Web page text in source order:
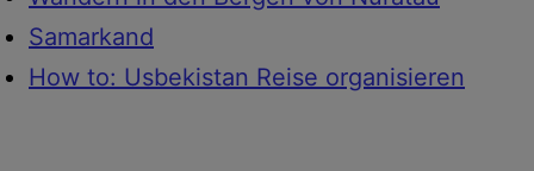
Samarkand
How to: Usbekistan Reise organisieren